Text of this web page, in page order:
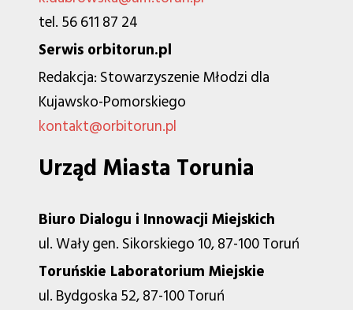
tel. 56 611 87 24
Serwis orbitorun.pl
Redakcja: Stowarzyszenie Młodzi dla
Kujawsko-Pomorskiego
kontakt@orbitorun.pl
Urząd Miasta Torunia
Biuro Dialogu i Innowacji Miejskich
ul. Wały gen. Sikorskiego 10, 87-100 Toruń
Toruńskie Laboratorium Miejskie
ul. Bydgoska 52, 87-100 Toruń